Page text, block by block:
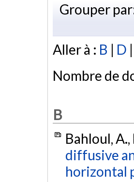
Grouper
Aller à : B | D |
Nombre de
B
Bahloul,
diffusive
horizontal